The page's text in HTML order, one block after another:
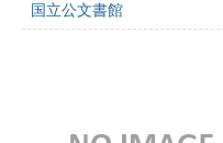
国立公文書館